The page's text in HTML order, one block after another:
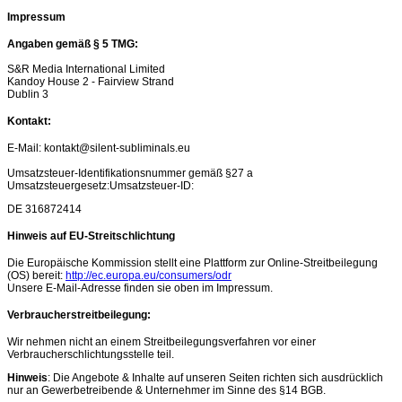
Impressum
Angaben gemäß § 5 TMG:
S&R Media International Limited
Kandoy House 2 - Fairview Strand
Dublin 3
Kontakt:
E-Mail: kontakt@silent-subliminals.eu
Umsatzsteuer-Identifikationsnummer gemäß §27 a
Umsatzsteuergesetz:Umsatzsteuer-ID:
DE 316872414
Hinweis auf EU-Streitschlichtung
Die Europäische Kommission stellt eine Plattform zur Online-Streitbeilegung
(OS) bereit: http://ec.europa.eu/consumers/odr
Unsere E-Mail-Adresse finden sie oben im Impressum.
Verbraucherstreitbeilegung:
Wir nehmen nicht an einem Streitbeilegungsverfahren vor einer
Verbraucherschlichtungsstelle teil.
Hinweis: Die Angebote & Inhalte auf unseren Seiten richten sich ausdrücklich
nur an Gewerbetreibende & Unternehmer im Sinne des §14 BGB.